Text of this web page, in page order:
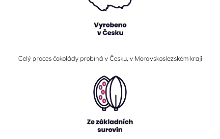
Celý proces čokolády probíhá v Česku, v Moravskoslezském kraji